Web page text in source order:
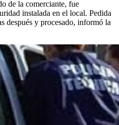
de la comerciante, fue
instalada en el local. Pedida
después y procesado, informó la